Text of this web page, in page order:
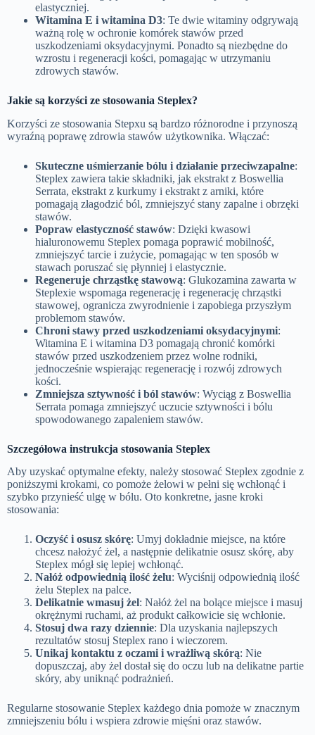
elastyczniej.
Witamina E i witamina D3: Te dwie witaminy odgrywają
ważną rolę w ochronie komórek stawów przed
uszkodzeniami oksydacyjnymi. Ponadto są niezbędne do
wzrostu i regeneracji kości, pomagając w utrzymaniu
zdrowych stawów.
Jakie są korzyści ze stosowania Steplex?
Korzyści ze stosowania Stepxu są bardzo różnorodne i przynoszą
wyraźną poprawę zdrowia stawów użytkownika. Włączać:
Skuteczne uśmierzanie bólu i działanie przeciwzapalne:
Steplex zawiera takie składniki, jak ekstrakt z Boswellia
Serrata, ekstrakt z kurkumy i ekstrakt z arniki, które
pomagają złagodzić ból, zmniejszyć stany zapalne i obrzęki
stawów.
Popraw elastyczność stawów: Dzięki kwasowi
hialuronowemu Steplex pomaga poprawić mobilność,
zmniejszyć tarcie i zużycie, pomagając w ten sposób w
stawach poruszać się płynniej i elastycznie.
Regeneruje chrząstkę stawową: Glukozamina zawarta w
Steplexie wspomaga regenerację i regenerację chrząstki
stawowej, ogranicza zwyrodnienie i zapobiega przyszłym
problemom stawów.
Chroni stawy przed uszkodzeniami oksydacyjnymi:
Witamina E i witamina D3 pomagają chronić komórki
stawów przed uszkodzeniem przez wolne rodniki,
jednocześnie wspierając regenerację i rozwój zdrowych
kości.
Zmniejsza sztywność i ból stawów: Wyciąg z Boswellia
Serrata pomaga zmniejszyć uczucie sztywności i bólu
spowodowanego zapaleniem stawów.
Szczegółowa instrukcja stosowania Steplex
Aby uzyskać optymalne efekty, należy stosować Steplex zgodnie z
poniższymi krokami, co pomoże żelowi w pełni się wchłonąć i
szybko przynieść ulgę w bólu. Oto konkretne, jasne kroki
stosowania:
Oczyść i osusz skórę: Umyj dokładnie miejsce, na które
chcesz nałożyć żel, a następnie delikatnie osusz skórę, aby
Steplex mógł się lepiej wchłonąć.
Nałóż odpowiednią ilość żelu: Wyciśnij odpowiednią ilość
żelu Steplex na palce.
Delikatnie wmasuj żel: Nałóż żel na bolące miejsce i masuj
okrężnymi ruchami, aż produkt całkowicie się wchłonie.
Stosuj dwa razy dziennie: Dla uzyskania najlepszych
rezultatów stosuj Steplex rano i wieczorem.
Unikaj kontaktu z oczami i wrażliwą skórą: Nie
dopuszczaj, aby żel dostał się do oczu lub na delikatne partie
skóry, aby uniknąć podrażnień.
Regularne stosowanie Steplex każdego dnia pomoże w znacznym
zmniejszeniu bólu i wspiera zdrowie mięśni oraz stawów.